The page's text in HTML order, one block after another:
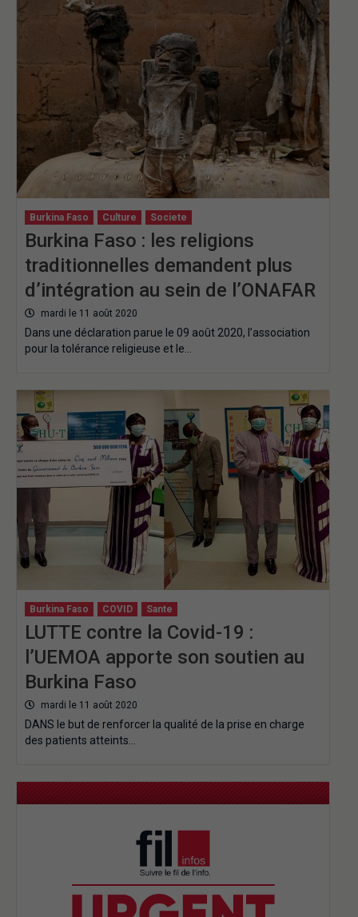
Burkina Faso Culture Societe
Burkina Faso : les religions
traditionnelles demandent plus
d’intégration au sein de l’ONAFAR
mardi le 11 août 2020
Dans une déclaration parue le 09 août 2020, l’association
pour la tolérance religieuse et le…
Burkina Faso COVID Sante
LUTTE contre la Covid-19 :
l’UEMOA apporte son soutien au
Burkina Faso
mardi le 11 août 2020
DANS le but de renforcer la qualité de la prise en charge
des patients atteints…